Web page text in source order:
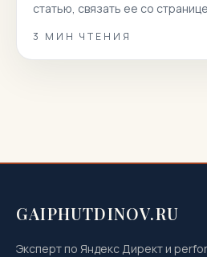
статью, связать ее со
3 МИН ЧТЕНИЯ
GAIPHUTDINOV.RU
Эксперт по Яндекс Директ и